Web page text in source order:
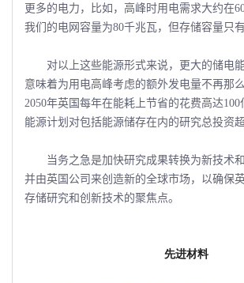
更多的电力，比如，高峰时用电需求大约在
我们的电网容量为80千兆瓦，但存储容量只
对以上这些能源形式来说，更大的储电
意味着为用电高峰考虑的额外发电量不再那
2050年英国每年在能耗上节省的花费高达100
能源计划对包括能源储存在内的研究总投资
当务之急是加快研究成果转换为新技术和
并由英国公司来创造新的全球市场，以确保
存储研究和创新技术的聚焦点。
先进材料